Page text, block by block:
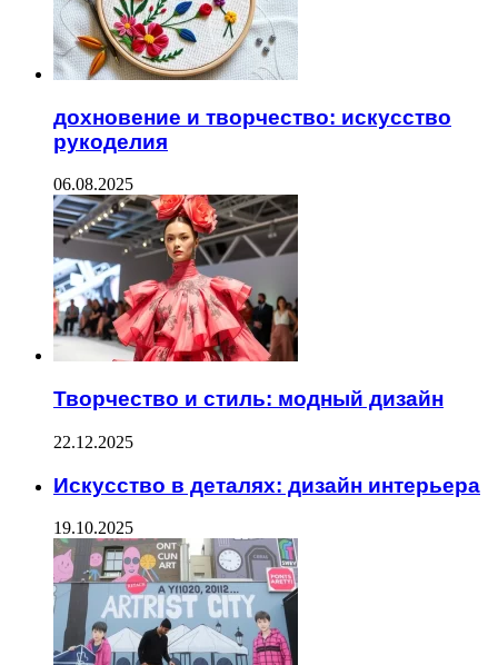
дохновение и творчество: искусство
рукоделия
06.08.2025
Творчество и стиль: модный дизайн
22.12.2025
Искусство в деталях: дизайн интерьера
19.10.2025